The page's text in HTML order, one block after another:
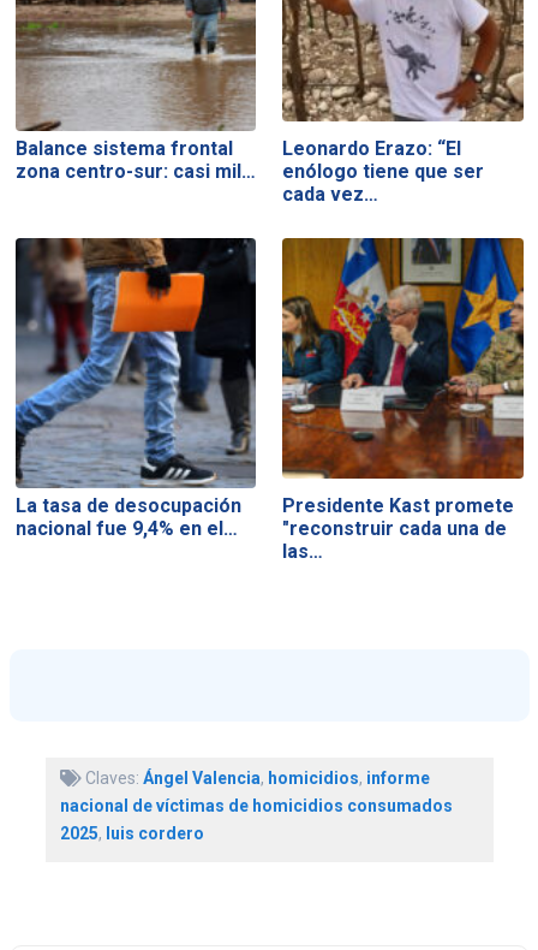
Balance sistema frontal
zona centro-sur: casi mil…
Leonardo Erazo: “El
enólogo tiene que ser
cada vez…
La tasa de desocupación
nacional fue 9,4% en el…
Presidente Kast promete
"reconstruir cada una de
las…
Claves: Ángel Valencia, homicidios, informe
nacional de víctimas de homicidios consumados
2025, luis cordero